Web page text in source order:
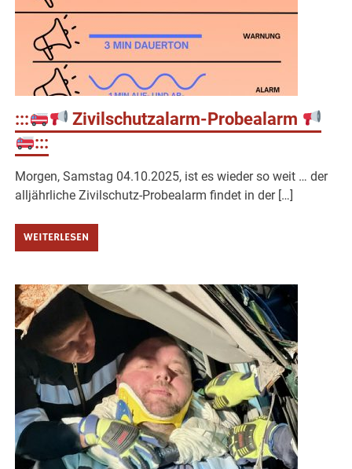
:::
Zivilschutzalarm-Probealarm
:::
Morgen, Samstag 04.10.2025, ist es wieder so weit … der
alljährliche Zivilschutz-Probealarm findet in der […]
WEITERLESEN